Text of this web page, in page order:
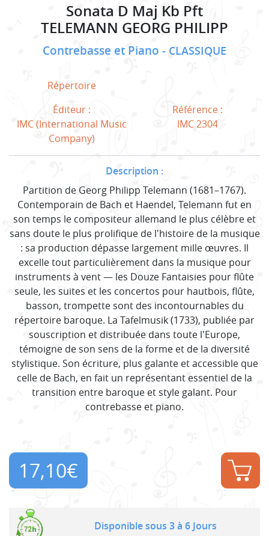
Sonata D Maj Kb Pft
TELEMANN GEORG PHILIPP
Contrebasse et Piano CLASSIQUE
Répertoire
Éditeur :
IMC (International Music
Company)
Référence :
IMC 2304
Description :
Partition de Georg Philipp Telemann (1681–1767).
Contemporain de Bach et Haendel, Telemann fut en
son temps le compositeur allemand le plus célèbre et
sans doute le plus prolifique de l'histoire de la musique
: sa production dépasse largement mille œuvres. Il
excelle tout particulièrement dans la musique pour
instruments à vent — les Douze Fantaisies pour flûte
seule, les suites et les concertos pour hautbois, flûte,
basson, trompette sont des incontournables du
répertoire baroque. La Tafelmusik (1733), publiée par
souscription et distribuée dans toute l'Europe,
témoigne de son sens de la forme et de la diversité
stylistique. Son écriture, plus galante et accessible que
celle de Bach, en fait un représentant essentiel de la
transition entre baroque et style galant. Pour
contrebasse et piano.
17,10€
Disponible sous 3 à 6 Jours